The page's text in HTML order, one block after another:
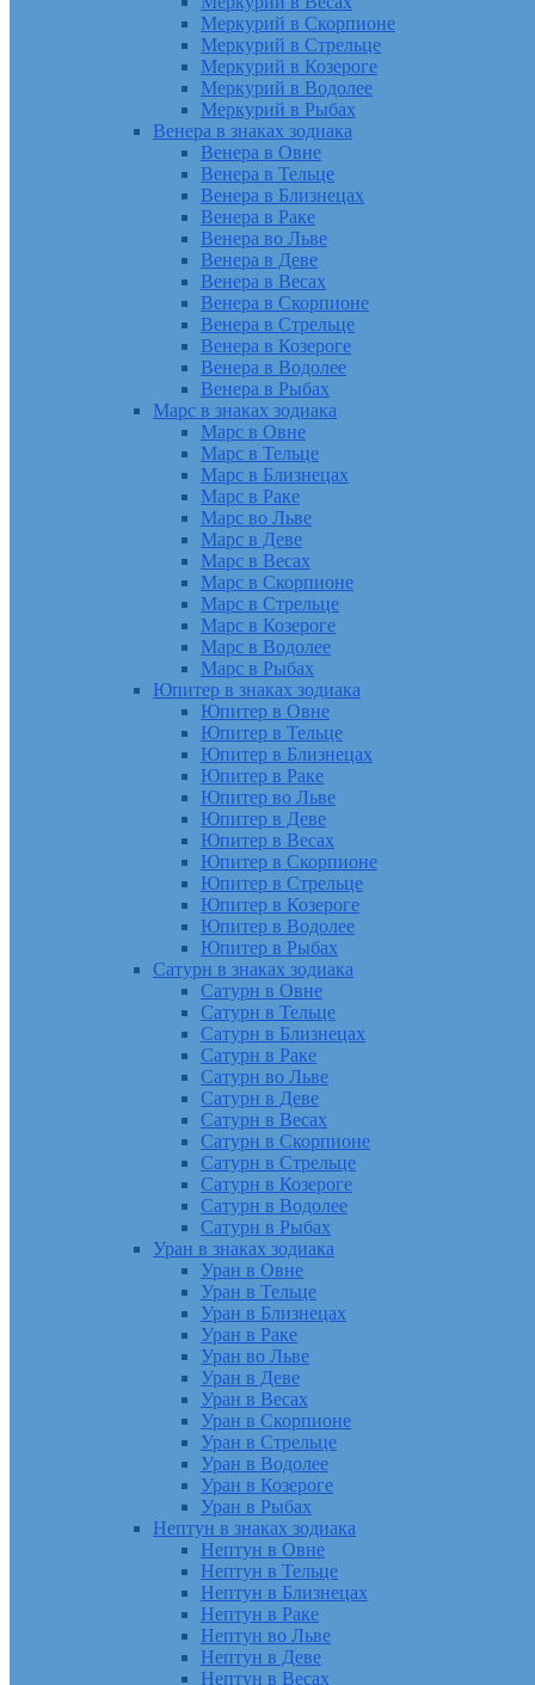
Меркурий в Скорпионе
Меркурий в Стрельце
Меркурий в Козероге
Меркурий в Водолее
Меркурий в Рыбах
Венера в знаках зодиака
Венера в Овне
Венера в Тельце
Венера в Близнецах
Венера в Раке
Венера во Льве
Венера в Деве
Венера в Весах
Венера в Скорпионе
Венера в Стрельце
Венера в Козероге
Венера в Водолее
Венера в Рыбах
Марс в знаках зодиака
Марс в Овне
Марс в Тельце
Марс в Близнецах
Марс в Раке
Марс во Льве
Марс в Деве
Марс в Весах
Марс в Скорпионе
Марс в Стрельце
Марс в Козероге
Марс в Водолее
Марс в Рыбах
Юпитер в знаках зодиака
Юпитер в Овне
Юпитер в Тельце
Юпитер в Близнецах
Юпитер в Раке
Юпитер во Льве
Юпитер в Деве
Юпитер в Весах
Юпитер в Скорпионе
Юпитер в Стрельце
Юпитер в Козероге
Юпитер в Водолее
Юпитер в Рыбах
Сатурн в знаках зодиака
Сатурн в Овне
Сатурн в Тельце
Сатурн в Близнецах
Сатурн в Раке
Сатурн во Льве
Сатурн в Деве
Сатурн в Весах
Сатурн в Скорпионе
Сатурн в Стрельце
Сатурн в Козероге
Сатурн в Водолее
Сатурн в Рыбах
Уран в знаках зодиака
Уран в Овне
Уран в Тельце
Уран в Близнецах
Уран в Раке
Уран во Льве
Уран в Деве
Уран в Весах
Уран в Скорпионе
Уран в Стрельце
Уран в Водолее
Уран в Козероге
Уран в Рыбах
Нептун в знаках зодиака
Нептун в Овне
Нептун в Тельце
Нептун в Близнецах
Нептун в Раке
Нептун во Льве
Нептун в Деве
Нептун в Весах